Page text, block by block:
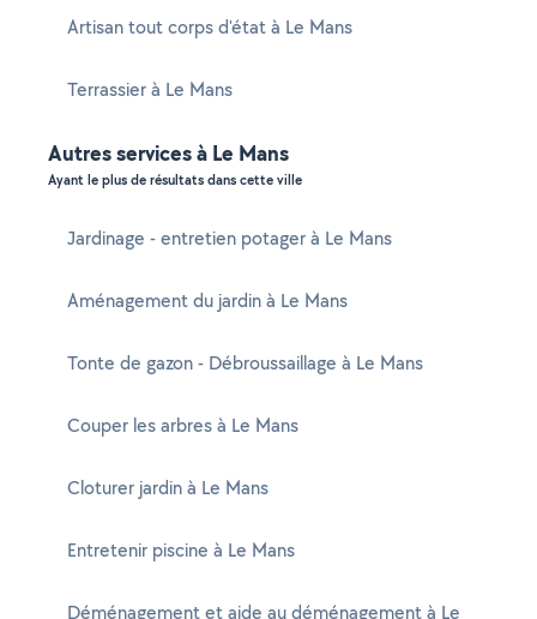
Artisan tout corps d'état à Le Mans
Terrassier à Le Mans
Autres services à Le Mans
Ayant le plus de résultats dans cette ville
Jardinage - entretien potager à Le Mans
Aménagement du jardin à Le Mans
Tonte de gazon - Débroussaillage à Le Mans
Couper les arbres à Le Mans
Cloturer jardin à Le Mans
Entretenir piscine à Le Mans
Déménagement et aide au déménagement à Le